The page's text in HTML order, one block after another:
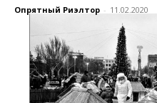
Опрятный Риэлтор - 11.02.2020